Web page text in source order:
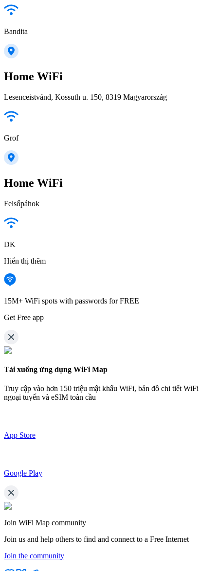
Bandita
Home WiFi
Lesenceistvánd, Kossuth u. 150, 8319 Magyarország
Grof
Home WiFi
Felsőpáhok
DK
Hiển thị thêm
15M+ WiFi spots with passwords for FREE
Get Free app
Tải xuống ứng dụng WiFi Map
Truy cập vào hơn 150 triệu mật khẩu WiFi, bản đồ chi tiết WiFi
ngoại tuyến và eSIM toàn cầu
App Store
Google Play
Join WiFi Map community
Join us and help others to find and connect to a Free Internet
Join the community